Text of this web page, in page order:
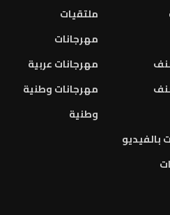
بالفيديو
ملتقيات
مهرجانات
مهرجانات عربية
مهرجانات وطنية
وطنية